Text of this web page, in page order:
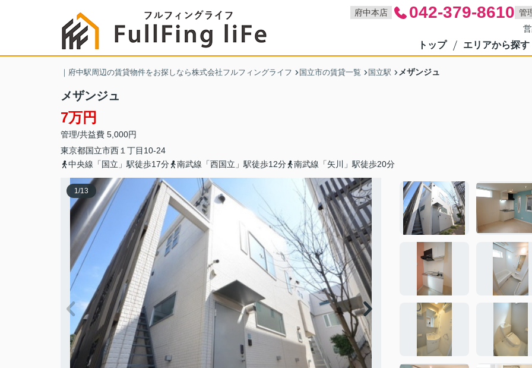
府中本店 042-379-8610 管
トップ エリアから探す
｜府中駅周辺の賃貸物件をお探しなら株式会社フルフィングライフ 国立市の賃貸一覧 国立駅 メザンジュ
メザンジュ
7万円
管理/共益費 5,000円
東京都国立市西 １丁目10-24
中央線「国立」駅徒歩17分
南武線「西国立」駅徒歩12分 南武線「矢川」駅徒歩20分
1/13